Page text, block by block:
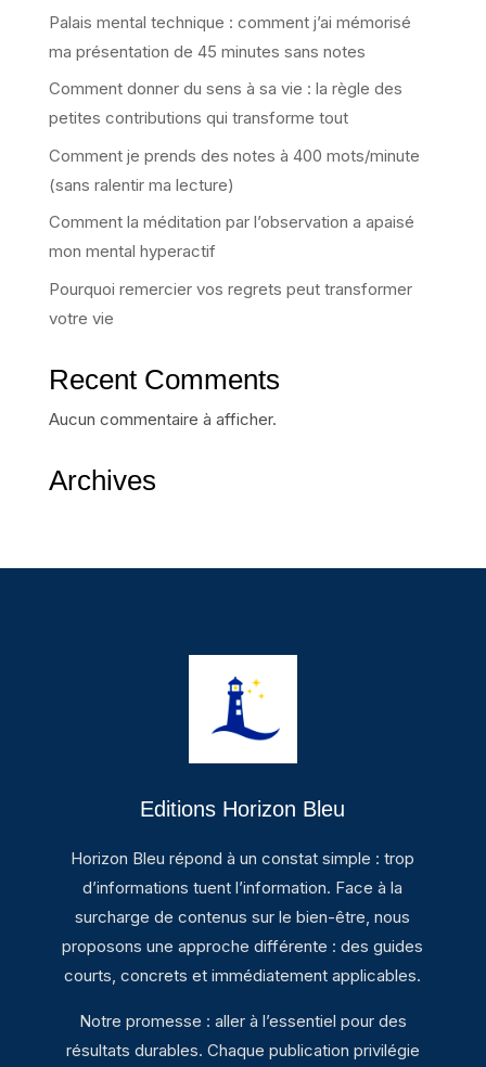
Palais mental technique : comment j’ai mémorisé
ma présentation de 45 minutes sans notes
Comment donner du sens à sa vie : la règle des
petites contributions qui transforme tout
Comment je prends des notes à 400 mots/minute
(sans ralentir ma lecture)
Comment la méditation par l’observation a apaisé
mon mental hyperactif
Pourquoi remercier vos regrets peut transformer
votre vie
Recent Comments
Aucun commentaire à afficher.
Archives
Editions Horizon Bleu
Horizon Bleu répond à un constat simple : trop
d’informations tuent l’information. Face à la
surcharge de contenus sur le bien-être, nous
proposons une approche différente : des guides
courts, concrets et immédiatement applicables.
Notre promesse : aller à l’essentiel pour des
résultats durables. Chaque publication privilégie